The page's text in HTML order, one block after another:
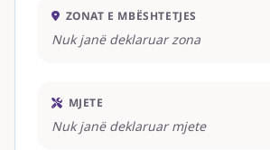
ZONAT E MBËSHTETJES
Nuk janë deklaruar zona
MJETE
Nuk janë deklaruar mjete